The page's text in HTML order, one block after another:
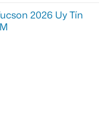
2026 Uy Tín